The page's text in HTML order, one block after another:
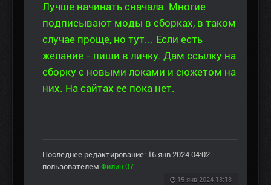
Лучше начинать сначала. Многие
подписывают моды в сборках, в таком
случае проще, но тут... Если есть
желание - пиши в личку. Дам ссылку на
сборку с новыми локами и сюжетом на
них. На сайтах ее пока нет.
Последнее редактирование: 16 янв 2024 04:02
пользователем Филин 07.
15 янв 2024 18:18